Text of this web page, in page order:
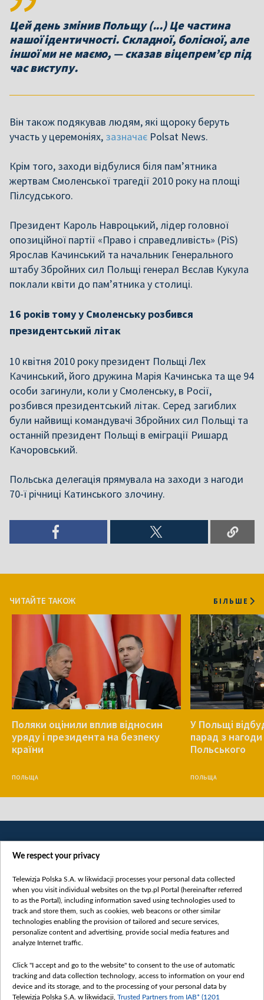
Цей день змінив Польщу (...) Це частина
нашої ідентичності. Складної, болісної, але
іншої ми не маємо, — сказав віцепрем’єр під
час виступу.
Він також подякував людям, які щороку беруть
участь у церемоніях, зазначає Polsat News.
Крім того, заходи відбулися біля пам’ятника
жертвам Смоленської трагедії 2010 року на площі
Пілсудського.
Президент Кароль Навроцький, лідер головної
опозиційної партії «Право і справедливість» (PiS)
Ярослав Качинський та начальник Генерального
штабу Збройних сил Польщі генерал Вєслав Кукула
поклали квіти до пам’ятника у столиці.
16 років тому у Смоленську розбився
президентський літак
10 квітня 2010 року президент Польщі Лех
Качинський, його дружина Марія Качинська та ще 94
особи загинули, коли у Смоленську, в Росії,
розбився президентський літак. Серед загиблих
були найвищі командувачі Збройних сил Польщі та
останній президент Польщі в еміграції Ришард
Качоровський.
Польська делегація прямувала на заходи з нагоди
70-ї річниці Катинського злочину.
ЧИТАЙТЕ ТАКОЖ БІЛЬШЕ
Поляки оцінили вплив відносин
уряду і президента на безпеку
країни
ПОЛЬЩА
У Польщі
парад з
Польського
ПОЛЬЩА
Категорії
Новини
Докладно
Погляд
Цікаво
We respect your privacy
Telewizja Polska S.A. w likwidacji processes your personal data collected
when you visit individual websites on the tvp.pl Portal (hereinafter referred
to as the Portal), including information saved using technologies used to
track and store them, such as cookies, web beacons or other similar
technologies enabling the provision of tailored and secure services,
personalize content and advertising, provide social media features and
analyze Internet traffic.
Click "I accept and go to the website" to consent to the use of automatic
tracking and data collection technology, access to information on your end
device and its storage, and to the processing of your personal data by
Telewizja Polska S.A. w likwidacji, Trusted Partners from IAB* (1201